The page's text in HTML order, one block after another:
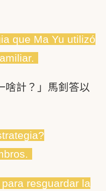
que Ma Yu utilizó
啥計？」馬釗答以
resguardar la